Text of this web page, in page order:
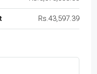
Rs.43,597.39